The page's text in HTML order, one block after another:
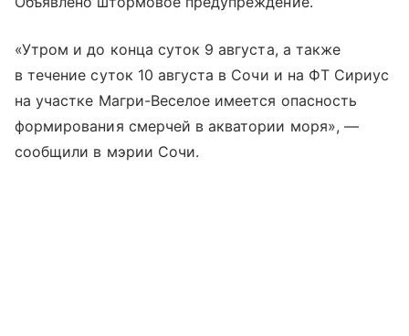
«Утром и до конца суток 9 августа, а также
в течение суток 10 августа в Сочи и на ФТ Сириус
на участке Магри-Веселое имеется опасность
формирования смерчей в акватории моря», —
сообщили в мэрии Сочи.